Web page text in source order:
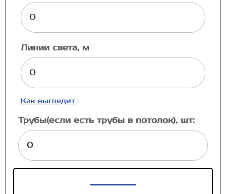
Линии света, м
Как выглядит
Трубы(если есть трубы в потолок), шт: